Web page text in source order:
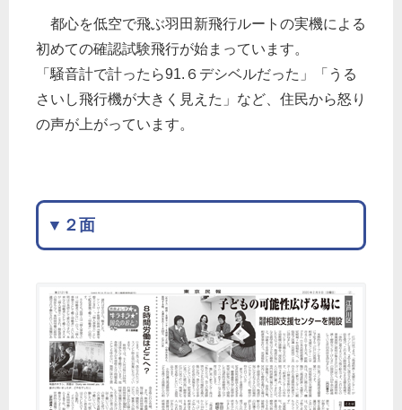
都心を低空で飛ぶ羽田新飛行ルートの実機による
初めての確認試験飛行が始まっています。
「騒音計で計ったら91.６デシベルだった」「うる
さいし飛行機が大きく見えた」など、住民から怒り
の声が上がっています。
▼２面